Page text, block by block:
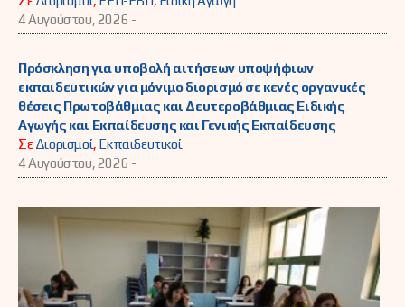
4 Αυγούστου, 2026 -
Πρόσκληση για υποβολή αιτήσεων υποψήφιων
εκπαιδευτικών για μόνιμο διορισμό σε κενές οργανικές
θέσεις Πρωτοβάθμιας και Δευτεροβάθμιας Ειδικής
Αγωγής και Εκπαίδευσης και Γενικής Εκπαίδευσης
ΣεΔιορισμοί, Εκπαιδευτικοί
4 Αυγούστου, 2026 -